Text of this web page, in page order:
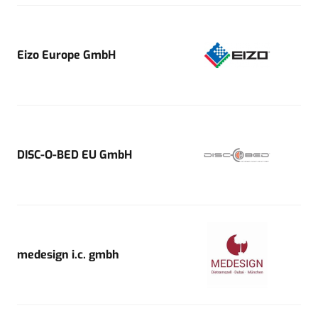
Eizo Europe GmbH
DISC-O-BED EU GmbH
medesign i.c. gmbh